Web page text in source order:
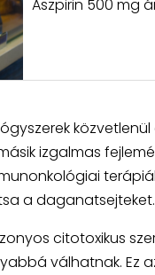
Aszpirin 500 mg
izgalmas
a daganatsejteket.
citotoxikus
válhatnak. Ez